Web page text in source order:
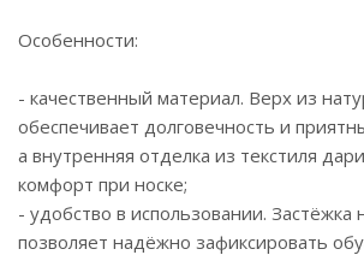
Особенности:
- качественный материал. Верх из
обеспечивает долговечность и
а внутренняя отделка из текстиля
комфорт при носке;
- удобство в использовании. Застёжка
позволяет надёжно зафиксировать